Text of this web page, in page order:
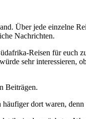
Über jede einzelne
Nachrichten.
Reisen für
sehr interessieren,
Beiträgen.
dort waren,